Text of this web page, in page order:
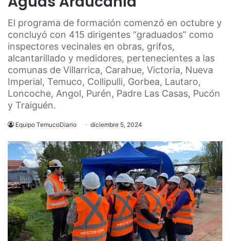
El programa de formación comenzó en octubre y
concluyó con 415 dirigentes “graduados” como
inspectores vecinales en obras, grifos,
alcantarillado y medidores, pertenecientes a las
comunas de Villarrica, Carahue, Victoria, Nueva
Imperial, Temuco, Collipulli, Gorbea, Lautaro,
Loncoche, Angol, Purén, Padre Las Casas, Pucón
y Traiguén.
Equipo TemucoDiario diciembre 5, 2024